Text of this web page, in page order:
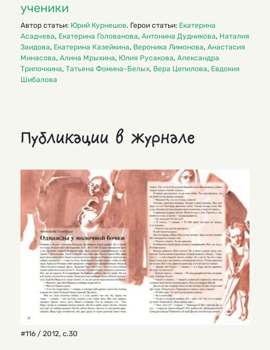
ученики
Автор статьи: Юрий Курнешов. Герои статьи: Екатерина
Асадчева, Екатерина Голованова, Антонина Дудникова, Наталия
Заидова, Екатерина Казейкина, Вероника Лимонова, Анастасия
Минасова, Алина Мрыхина, Юлия Русакова, Александра
Трипочкина, Татьяна Фомина-Белых, Вера Цепилова, Евдокия
Шибалова
Публикации в журнале
#116 / 2012, с.30